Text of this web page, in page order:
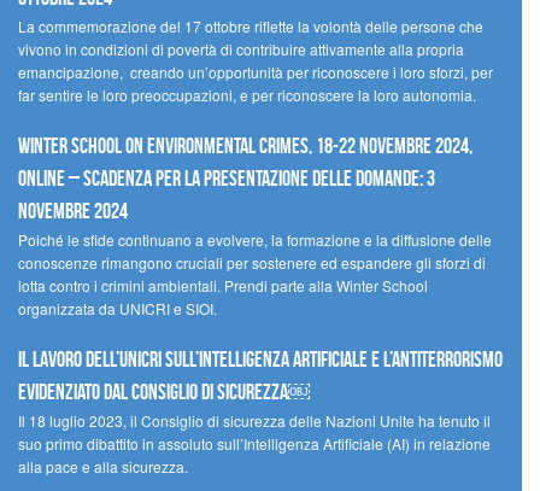
La commemorazione del 17 ottobre riflette la volontà delle persone che
vivono in condizioni di povertà di contribuire attivamente alla propria
emancipazione, creando un’opportunità per riconoscere i loro sforzi, per
far sentire le loro preoccupazioni, e per riconoscere la loro autonomia.
Winter School on Environmental Crimes, 18-22 novembre 2024,
Online – Scadenza per la presentazione delle domande: 3
novembre 2024
Poiché le sfide continuano a evolvere, la formazione e la diffusione delle
conoscenze rimangono cruciali per sostenere ed espandere gli sforzi di
lotta contro i crimini ambientali. Prendi parte alla Winter School
organizzata da UNICRI e SIOI.
Il lavoro dell’UNICRI sull’intelligenza artificiale e l’antiterrorismo
evidenziato dal Consiglio di Sicurezza￼
Il 18 luglio 2023, il Consiglio di sicurezza delle Nazioni Unite ha tenuto il
suo primo dibattito in assoluto sull’Intelligenza Artificiale (AI) in relazione
alla pace e alla sicurezza.